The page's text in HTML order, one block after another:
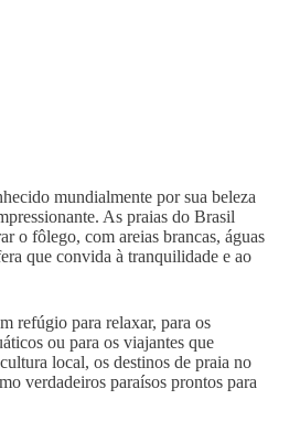
mundialmente por sua beleza
As praias do Brasil
o fôlego, com areias brancas, águas
que convida à tranquilidade e ao
refúgio para relaxar, para os
ou para os viajantes que
local, os destinos de praia no
verdadeiros paraísos prontos para